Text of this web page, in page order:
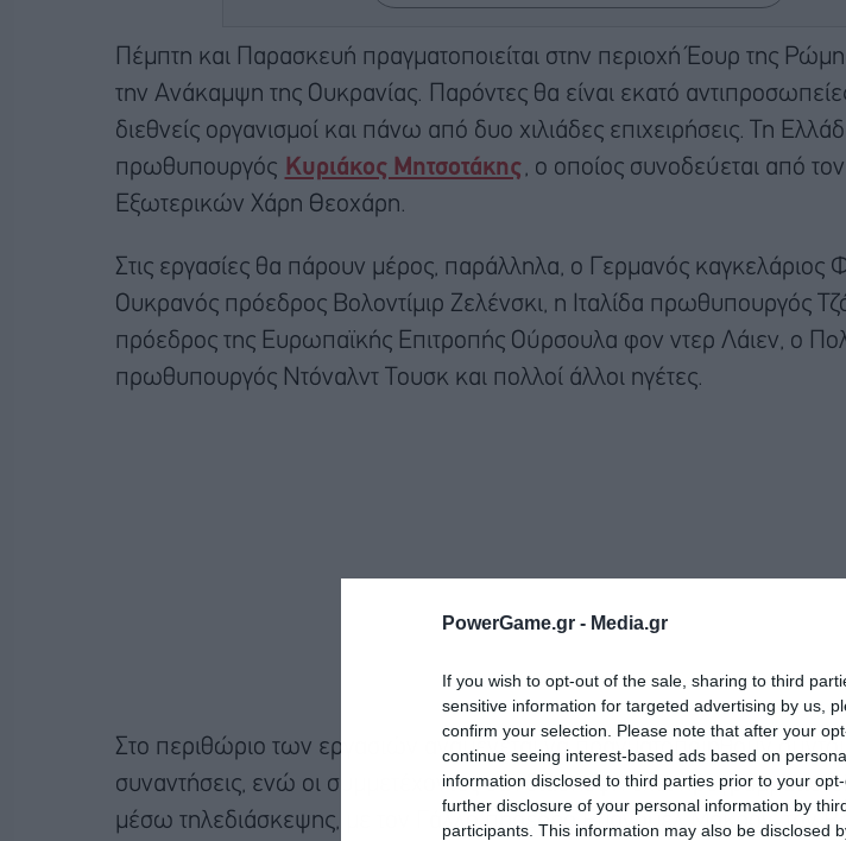
PowerGame.gr - Media.gr
If you wish to opt-out of the sale, sharing to third
sensitive information for targeted advertising by us,
confirm your selection. Please note that after your
continue seeing interest-based ads based on
information disclosed to third parties prior to your
further disclosure of your personal information by
participants. This information may also be disclosed
Πέμπτη και Παρασκευή πραγματοποιείται στην περιοχή Έουρ της
την Ανάκαμψη της Ουκρανίας. Παρόντες θα είναι εκατό
διεθνείς οργανισμοί και πάνω από δυο χιλιάδες επιχειρήσεις. Τη
πρωθυπουργός Κυριάκος Μητσοτάκης
, ο οποίος συνοδεύεται από
Εξωτερικών Χάρη Θεοχάρη.
Στις εργασίες θα πάρουν μέρος, παράλληλα, ο Γερμανός καγκελάριος
Ουκρανός πρόεδρος Βολοντίμιρ Ζελένσκι, η Ιταλίδα πρωθυπουργός
πρόεδρος της Ευρωπαϊκής Επιτροπής Ούρσουλα φον ντερ Λάιεν, ο
πρωθυπουργός Ντόναλντ Τουσκ και πολλοί άλλοι ηγέτες.
Στο περιθώριο των εργασιών αναμένεται να πραγματοποιηθούν
συναντήσεις, ενώ οι συμμετέχοντες στη διάσκεψη έχει
μέσω τηλεδιάσκεψης, με τον Γάλλο πρόεδρο Εμανουέλ Μακρόν, τον